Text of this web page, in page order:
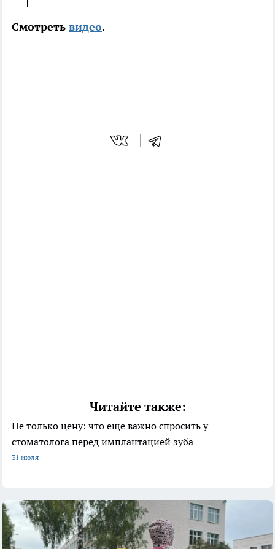
Смотреть видео.
Читайте также:
Не только цену: что еще важно спросить у
стоматолога перед имплантацией зуба
31 июля